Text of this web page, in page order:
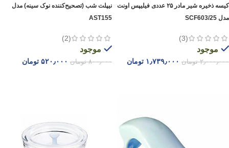
کیسه ‌ذخیره شیر مادر ۲۵ عددی فیلیپس اونت
مدل SCF603/25
(3)
موجود
۲٫۰۰۰٫۰۰۰ تومان ۱٫۷۳۹٫۰۰۰ تومان
نیپلت شب (تصحیح‌کننده نوک سینه) مدل
AST155
(2)
موجود
۸۰۰٫۰۰۰ تومان ۵۲۰٫۰۰۰ تومان